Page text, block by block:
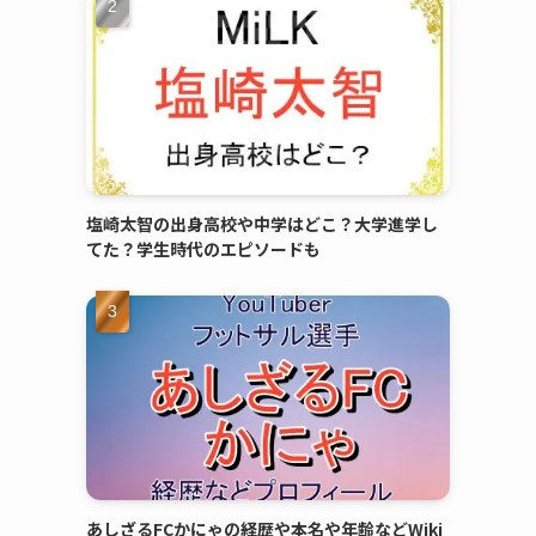
塩崎太智の出身高校や中学はどこ？大学進学し
てた？学生時代のエピソードも
あしざるFCかにゃの経歴や本名や年齢などWiki